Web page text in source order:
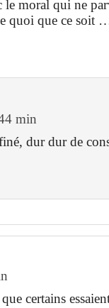
le moral qui ne
quoi que ce soit
min
dur dur de
certains